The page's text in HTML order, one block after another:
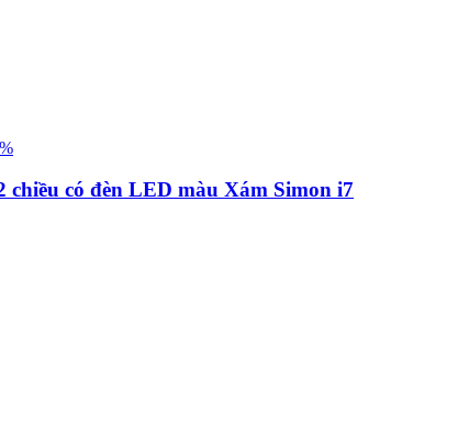
chiều có đèn LED màu Xám Simon i7